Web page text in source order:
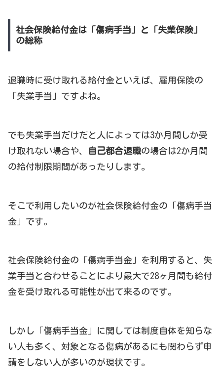
社会保険給付金は「傷病手当」と「失業保険」
の総称
退職時に受け取れる給付金といえば、雇用保険の
「失業手当」ですよね。
でも失業手当だけだと人によっては3か月間しか受
け取れない場合や、
自己都合退職の場合は2か月間
の給付制限期間があったりします。
そこで利用したいのが社会保険給付金の「傷病手当
金」です。
社会保険給付金の「傷病手当金」を利用すると、失
業手当と合わせることにより最大で28ヶ月間も給付
金を受け取れる可能性が出て来るのです。
しかし「傷病手当金」に関しては制度自体を知らな
い人も多く、対象となる傷病があるにも関わらず申
請をしない人が多いのが現状です。